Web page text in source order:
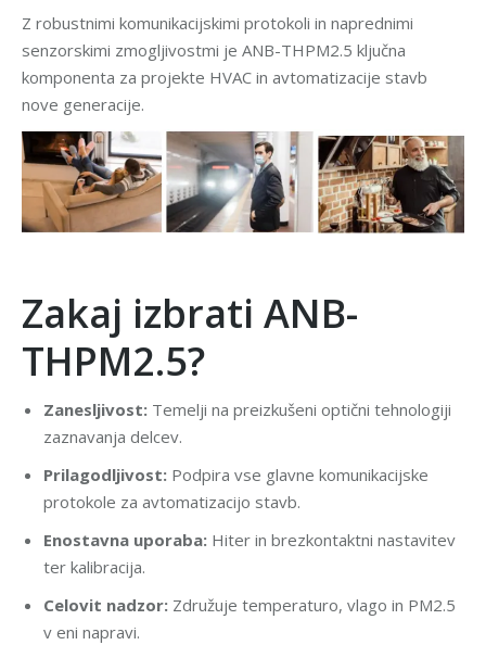
Z robustnimi komunikacijskimi protokoli in naprednimi
senzorskimi zmogljivostmi je ANB-THPM2.5 ključna
komponenta za projekte HVAC in avtomatizacije stavb
nove generacije.
Zakaj izbrati ANB-
THPM2.5?
Zanesljivost: Temelji na preizkušeni optični tehnologiji
zaznavanja delcev.
Prilagodljivost: Podpira vse glavne komunikacijske
protokole za avtomatizacijo stavb.
Enostavna uporaba: Hiter in brezkontaktni nastavitev
ter kalibracija.
Celovit nadzor: Združuje temperaturo, vlago in PM2.5
v eni napravi.